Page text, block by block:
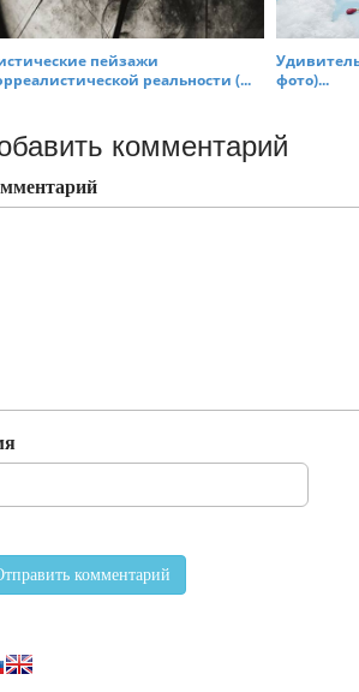
пейзажи
реальности (...
фото)...
комментарий